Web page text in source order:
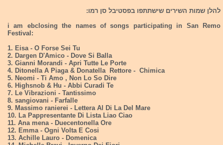
להלן שמות השירים שישתתפו בפסטיבל סן רמו:
i am ebclosing the names of songs participating in San Remo
Festival:
1. Eisa - O Forse Sei Tu
2. Dargen D'Amico - Dove Si Balla
3. Gianni Morandi - Apri Tutte Le Porte
4. Ditonella A Piaga & Donatella Rettore - Chimica
5. Neomi - Ti Amo , Non Lo So Dire
6. Highsnob & Hu - Abbi Curadi Te
7. Le Vibrazioni - Tantissimo
8. sangiovani - Farfalle
9. Massimo ranierei - Lettera Al Di La Del Mare
10. La Pappresentante Di Lista Liao Ciao
11. Ana mena - Duecentonella Ore
12. Emma - Ogni Volta E Cosi
13. Achille Lauro - Domenica